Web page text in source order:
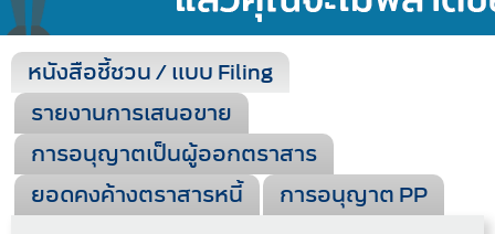
หนังสือชี้ชวน / แบบ Filing
รายงานการเสนอขาย
การอนุญาตเป็นผู้ออกตราสาร
ยอดคงค้างตราสารหนี้
การอนุญาต PP